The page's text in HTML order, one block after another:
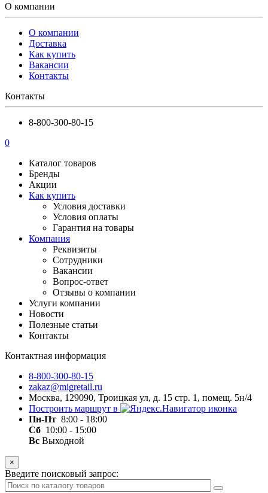
О компании
О компании
Доставка
Как купить
Вакансии
Контакты
Контакты
8-800-300-80-15
0
Каталог товаров
Бренды
Акции
Как купить
Условия доставки
Условия оплаты
Гарантия на товары
Компания
Реквизиты
Сотрудники
Вакансии
Вопрос-ответ
Отзывы о компании
Услуги компании
Новости
Полезные статьи
Контакты
Контактная информация
8-800-300-80-15
zakaz@migretail.ru
Москва, 129090, Троицкая ул, д. 15 стр. 1, помещ. 5н/4
Построить маршрут в
Пн-Пт 8:00 - 18:00
Сб 10:00 - 15:00
Вс Выходной
×
Введите поисковый запрос: